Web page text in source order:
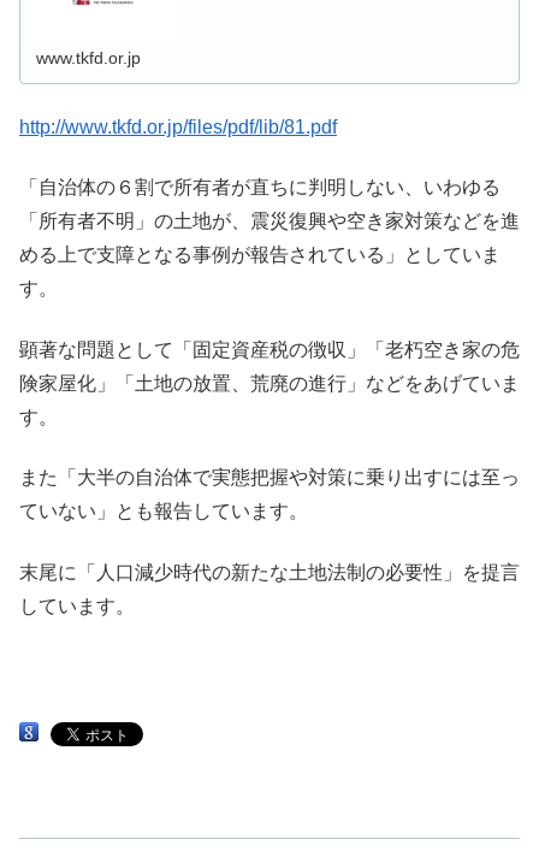
www.tkfd.or.jp
http://www.tkfd.or.jp/files/pdf/lib/81.pdf
「自治体の６割で所有者が直ちに判明しない、いわゆる
「所有者不明」の土地が、震災復興や空き家対策などを進
める上で支障となる事例が報告されている」としていま
す。
顕著な問題として「固定資産税の徴収」「老朽空き家の危
険家屋化」「土地の放置、荒廃の進行」などをあげていま
す。
また「大半の自治体で実態把握や対策に乗り出すには至っ
ていない」とも報告しています。
末尾に「人口減少時代の新たな土地法制の必要性」を提言
しています。